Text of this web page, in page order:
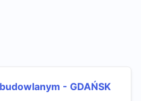
- GDAŃSK